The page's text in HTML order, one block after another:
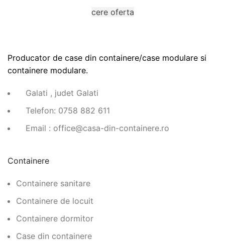
cere oferta
Producator de case din containere/case modulare si
containere modulare.
Galati , judet Galati
Telefon: 0758 882 611
Email : office@casa-din-containere.ro
Containere
Containere sanitare
Containere de locuit
Containere dormitor
Case din containere